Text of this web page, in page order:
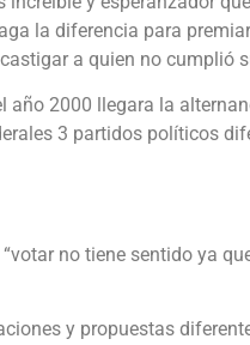
la diferencia para
a quien no cumplió
2000 llegara la
3 partidos políticos
no tiene sentido ya
y propuestas